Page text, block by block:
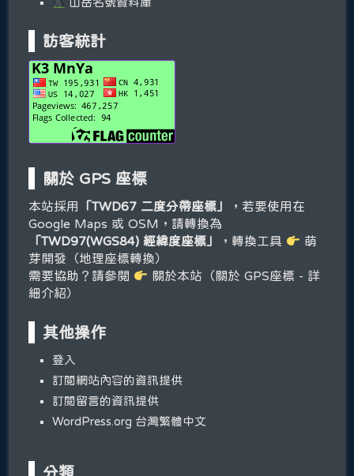
訪客統計
關於 GPS 座標
本站採用 「TWD67 二度分帶座標」
，若要使用在
Google Maps 或 OSM，請轉換為
「TWD97(WGS84) 經緯度座標」
，轉換工具
萌
芽開發（地理座標轉換）
需要協助？請參閱
關於本站（關於 GPS座標 - 詳
細介紹）
其他操作
登入
訂閱網站內容的資訊提供
訂閱留言的資訊提供
WordPress.org 台灣繁體中文
分類